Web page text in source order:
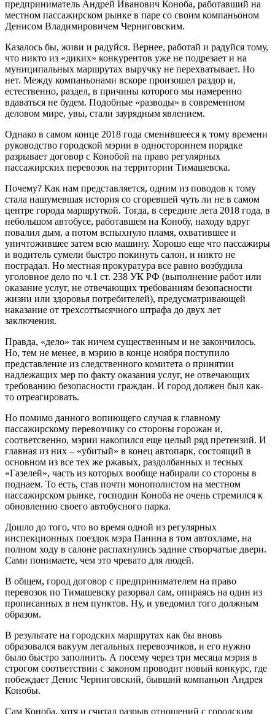
предприниматель Андрей Иванович Коноба, работавший на
местном пассажирском рынке в паре со своим компаньоном
Денисом Владимировичем Черниговским.
Казалось бы, живи и радуйся. Вернее, работай и радуйся тому,
что никто из «диких» конкурентов уже не подрезает и на
муниципальных маршрутах выручку не перехватывает. Но
нет. Между компаньонами вскоре произошел раздор и,
естественно, раздел, в причины которого мы намеренно
вдаваться не будем. Подобные «разводы» в современном
деловом мире, увы, стали заурядным явлением.
Однако в самом конце 2018 года сменившееся к тому времени
руководство городской мэрии в одностороннем порядке
разрывает договор с Конобой на право регулярных
пассажирских перевозок на территории Тимашевска.
Почему? Как нам представляется, одним из поводов к тому
стала нашумевшая история со сгоревшей чуть ли не в самом
центре города маршруткой. Тогда, в середине лета 2018 года, в
небольшом автобусе, работавшем на Конобу, находу вдруг
повалил дым, а потом вспыхнуло пламя, охватившее и
уничтожившее затем всю машину. Хорошо еще что пассажиры
и водитель сумели быстро покинуть салон, и никто не
пострадал. Но местная прокуратура все равно возбудила
уголовное дело по ч.1 ст. 238 УК РФ (выполнение работ или
оказание услуг, не отвечающих требованиям безопасности
жизни или здоровья потребителей), предусматривающей
наказание от трехсоттысячного штрафа до двух лет
заключения.
Правда, «дело» так ничем существенным и не закончилось.
Но, тем не менее, в мэрию в конце ноября поступило
представление из следственного комитета о принятии
надлежащих мер по факту оказания услуг, не отвечающих
требованию безопасности граждан. И город должен был как-
то отреагировать.
Но помимо данного вопиющего случая к главному
пассажирскому перевозчику со стороны горожан и,
соответсвенно, мэрии накопился еще целый ряд претензий. И
главная из них – «убитый» в конец автопарк, состоящий в
основном из все тех же ржавых, раздолбанных и тесных
«Газелей», часть из которых вообще набирали со стороны в
поднаем. То есть, став почти монополистом на местном
пассажирском рынке, господин Коноба не очень стремился к
обновлению своего автобусного парка.
Дошло до того, что во время одной из регулярных
инспекционных поездок мэра Панина в том автохламе, на
полном ходу в салоне распахнулись задние створчатые двери.
Сами понимаете, чем это чревато для людей.
В общем, город договор с предпринимателем на право
перевозок по Тимашевску разорвал сам, опираясь на один из
прописанных в нем пунктов. Ну, и уведомил того должным
образом.
В результате на городских маршрутах как бы вновь
образовался вакуум легальных перевозчиков, и его нужно
было быстро заполнить. А посему через три месяца мэрия в
строгом соответствии с законом проводит новый конкурс, где
побеждает Денис Черниговский, бывший компаньон Андрея
Конобы.
Сам Коноба, хотя и считал разрыв отношений с городским